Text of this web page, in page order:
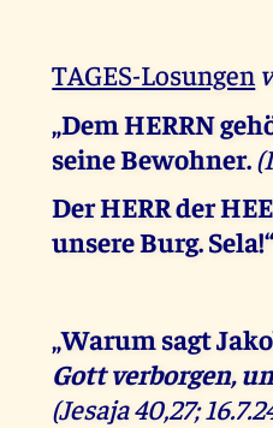
TAGES-Losungen
„Dem HERRN
seine Bewohner.
Der HERR der
unsere Burg. Sela!“
„Warum sagt
Gott verborgen,
(Jesaja 40,27;